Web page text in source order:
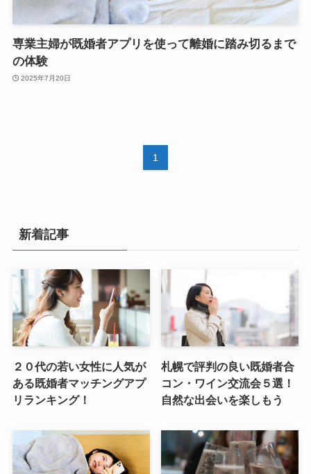
専業主婦が既婚者アプリを使って離婚に踏み切るまで
の体験
2025年7月20日
1
新着記事
２０代の若い女性に人気が
ある既婚者マッチングアプ
リランキング！
札幌で評判の良い既婚者合
コン・ワイン交流会５選！
自然な出会いを楽しもう